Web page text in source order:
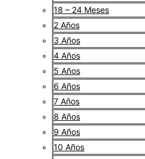
18 – 24 Meses
2 Años
3 Años
4 Años
5 Años
6 Años
7 Años
8 Años
9 Años
10 Años